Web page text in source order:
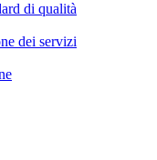
di qualità
dei servizi